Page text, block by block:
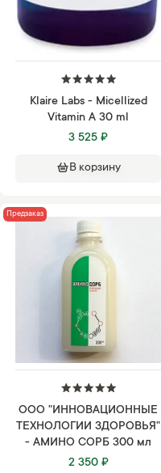
Klaire Labs - Micellized
Vitamin A 30 ml
3 525 ₽
В корзину
Предзаказ
ООО "ИННОВАЦИОННЫЕ
ТЕХНОЛОГИИ ЗДОРОВЬЯ"
- АМИНО СОРБ 300 мл
2 350 ₽